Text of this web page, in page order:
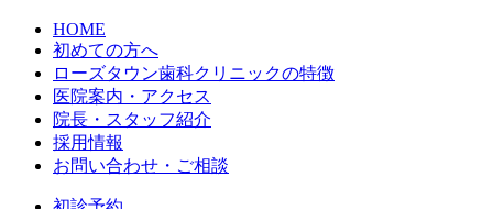
HOME
初めての方へ
ローズタウン歯科クリニックの特徴
医院案内・アクセス
院長・スタッフ紹介
採用情報
お問い合わせ・ご相談